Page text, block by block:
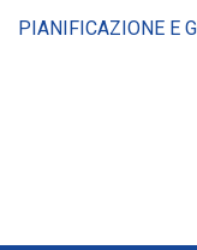
PIANIFICAZIONE E